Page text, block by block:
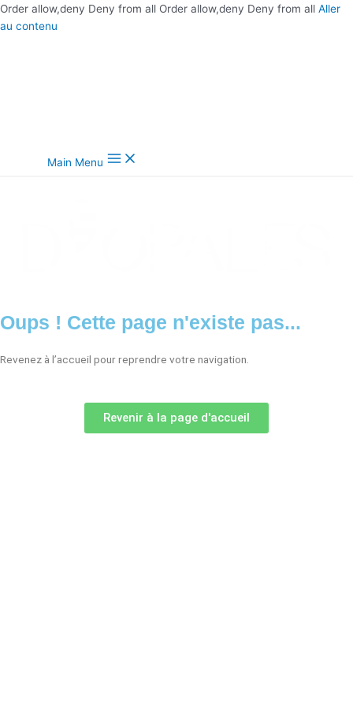
Order allow,deny Deny from all Order allow,deny Deny from all Aller
au contenu
Main Menu
Oups ! Cette page n'existe pas...
Revenez à l’accueil pour reprendre votre navigation.
Revenir à la page d'accueil